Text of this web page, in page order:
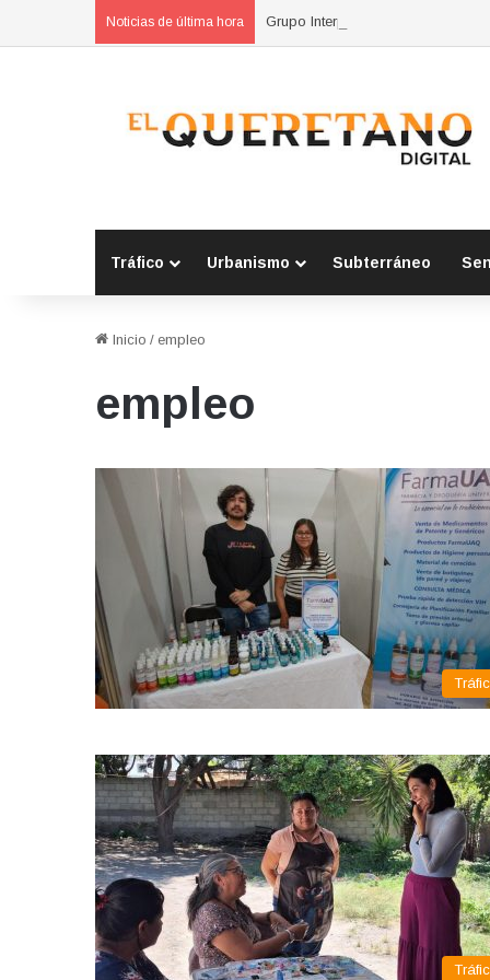
Noticias de última hora Grupo Interpolicial Metropolitano
Tráfico Urbanismo Subterráneo
Inicio / empleo
empleo